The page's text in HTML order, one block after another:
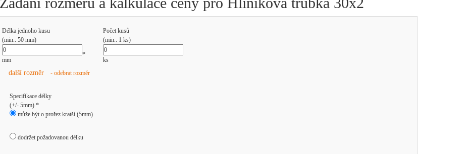
Délka jednoho kusu
(min.: 50 mm)
Počet kusů
(min.: 1 ks)
mm
*
ks
další rozměr - odebrat rozměr
Specifikace délky
(+/- 5mm) *
může být o prořez kratší (5mm)
dodržet požadovanou délku